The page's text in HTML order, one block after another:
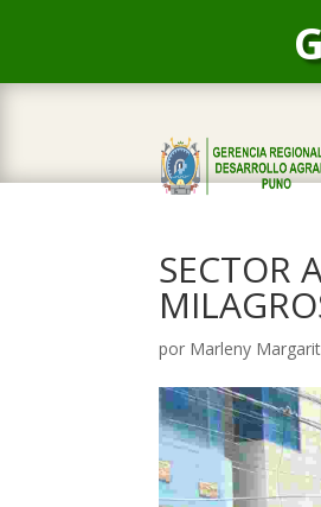
SECTOR
por Marleny